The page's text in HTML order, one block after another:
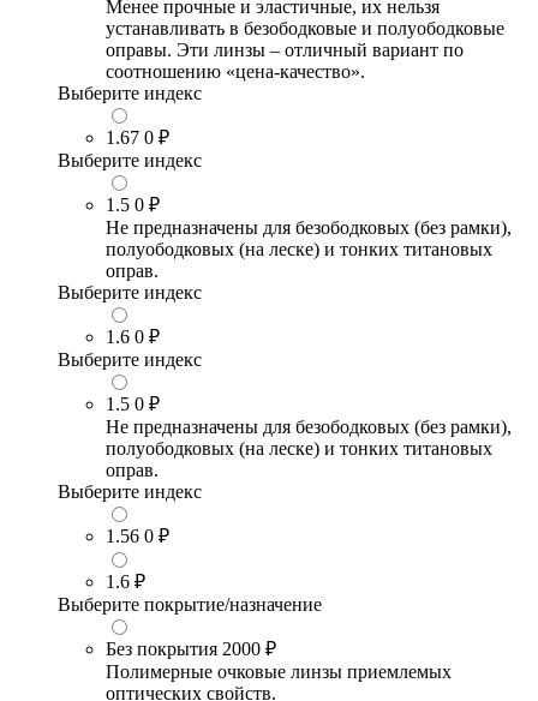
Менее прочные и эластичные, их нельзя
устанавливать в безободковые и полуободковые
оправы. Эти линзы – отличный вариант по
соотношению «цена-качество».
Выберите индекс
1.67 0 ₽
Выберите индекс
1.5 0 ₽
Не предназначены для безободковых (без рамки),
полуободковых (на леске) и тонких титановых
оправ.
Выберите индекс
1.6 0 ₽
Выберите индекс
1.5 0 ₽
Не предназначены для безободковых (без рамки),
полуободковых (на леске) и тонких титановых
оправ.
Выберите индекс
1.56 0 ₽
1.6 ₽
Выберите покрытие/назначение
Без покрытия 2000 ₽
Полимерные очковые линзы приемлемых
оптических свойств.